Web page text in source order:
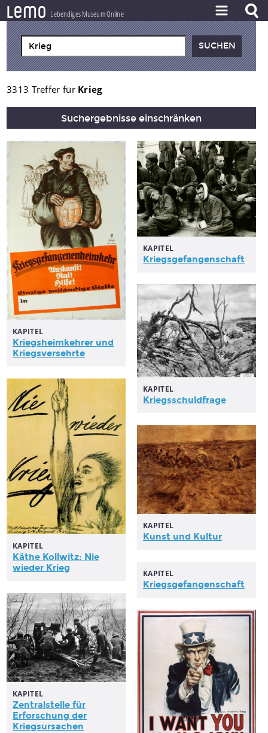
lemo Lebendiges Museum Online
ZEITSTRAHL
THEMEN
ZEITZEUGEN
BESTAND
PROJEKT
3313 Treffer für Krieg
Suchergebnisse einschränken
KAPITEL
Kriegsheimkehrer und
Kriegsversehrte
KAPITEL
Kriegsgefangenschaft
KAPITEL
Kriegsschuldfrage
KAPITEL
Käthe Kollwitz: Nie
wieder Krieg
KAPITEL
Kunst und Kultur
KAPITEL
Kriegsgefangenschaft
KAPITEL
Zentralstelle für
Erforschung der
Kriegsursachen